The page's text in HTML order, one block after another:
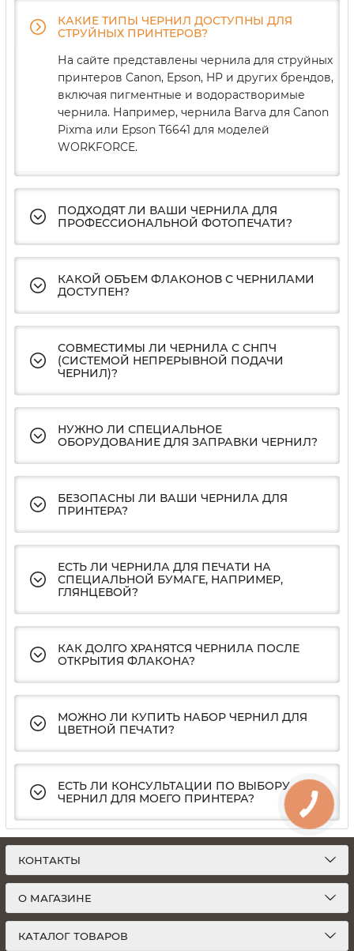
КАКИЕ ТИПЫ ЧЕРНИЛ ДОСТУПНЫ ДЛЯ
СТРУЙНЫХ ПРИНТЕРОВ?
На сайте представлены чернила для струйных
принтеров Canon, Epson, HP и других брендов,
включая пигментные и водорастворимые
чернила. Например, чернила Barva для Canon
Pixma или Epson T6641 для моделей
WORKFORCE.
ПОДХОДЯТ ЛИ ВАШИ ЧЕРНИЛА ДЛЯ
ПРОФЕССИОНАЛЬНОЙ ФОТОПЕЧАТИ?
КАКОЙ ОБЪЕМ ФЛАКОНОВ С ЧЕРНИЛАМИ
ДОСТУПЕН?
СОВМЕСТИМЫ ЛИ ЧЕРНИЛА С СНПЧ
(СИСТЕМОЙ НЕПРЕРЫВНОЙ ПОДАЧИ
ЧЕРНИЛ)?
НУЖНО ЛИ СПЕЦИАЛЬНОЕ
ОБОРУДОВАНИЕ ДЛЯ ЗАПРАВКИ ЧЕРНИЛ?
БЕЗОПАСНЫ ЛИ ВАШИ ЧЕРНИЛА ДЛЯ
ПРИНТЕРА?
ЕСТЬ ЛИ ЧЕРНИЛА ДЛЯ ПЕЧАТИ НА
СПЕЦИАЛЬНОЙ БУМАГЕ, НАПРИМЕР,
ГЛЯНЦЕВОЙ?
КАК ДОЛГО ХРАНЯТСЯ ЧЕРНИЛА ПОСЛЕ
ОТКРЫТИЯ ФЛАКОНА?
МОЖНО ЛИ КУПИТЬ НАБОР ЧЕРНИЛ ДЛЯ
ЦВЕТНОЙ ПЕЧАТИ?
ЕСТЬ ЛИ КОНСУЛЬТАЦИИ ПО ВЫБОРУ
ЧЕРНИЛ ДЛЯ МОЕГО ПРИНТЕРА?
КОНТАКТЫ
О МАГАЗИНЕ
КАТАЛОГ ТОВАРОВ